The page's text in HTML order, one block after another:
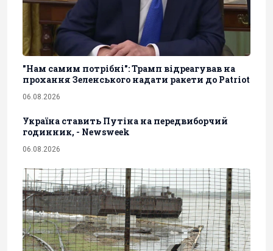
"Нам самим потрібні": Трамп відреагував на
прохання Зеленського надати ракети до Patriot
06.08.2026
Україна ставить Путіна на передвиборчий
годинник, - Newsweek
06.08.2026